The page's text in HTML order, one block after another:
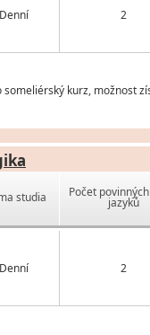
Denní 2
kurz, možnost
studia Počet
jazyků
Denní 2